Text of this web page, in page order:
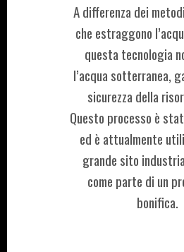
A differenza dei
che estraggono
questa tecnologia
l’acqua sotterranea,
sicurezza della
Questo processo è
ed è attualmente
grande sito
come parte di un
bonifica.